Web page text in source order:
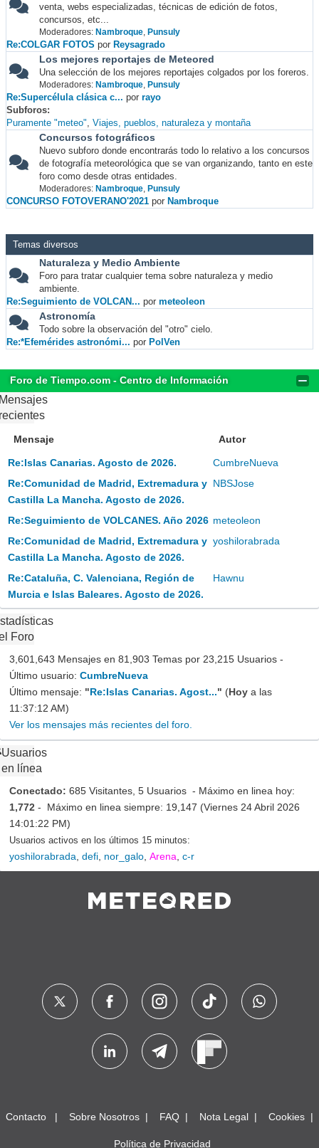
venta, webs especializadas, técnicas de edición de fotos,
concursos, etc...
Moderadores: Nambroque, Punsuly
Re:COLGAR FOTOS por Reysagrado
Los mejores reportajes de Meteored
Una selección de los mejores reportajes colgados por los foreros.
Moderadores: Nambroque, Punsuly
Re:Supercélula clásica c... por rayo
Subforos
Puramente "meteo" Viajes, pueblos, naturaleza y montaña
Concursos fotográficos
Nuevo subforo donde encontrarás todo lo relativo a los concursos
de fotografía meteorológica que se van organizando, tanto en este
foro como desde otras entidades.
Moderadores: Nambroque, Punsuly
CONCURSO FOTOVERANO'2021 por Nambroque
Temas diversos
Naturaleza y Medio Ambiente
Foro para tratar cualquier tema sobre naturaleza y medio
ambiente.
Re:Seguimiento de VOLCAN... por meteoleon
Astronomía
Todo sobre la observación del "otro" cielo.
Re:*Efemérides astronómi... por PolVen
Foro de Tiempo.com - Centro de Información
Mensaje Autor
Re:Islas Canarias. Agosto de 2026.
CumbreNueva
Re:Comunidad de Madrid, Extremadura y
Castilla La Mancha. Agosto de 2026.
NBSJose
Re:Seguimiento de VOLCANES. Año 2026 meteoleon
Re:Comunidad de Madrid, Extremadura y
Castilla La Mancha. Agosto de 2026.
yoshilorabrada
Re:Cataluña, C. Valenciana, Región de
Murcia e Islas Baleares. Agosto de 2026.
Hawnu
Foro
3,601,643 Mensajes en 81,903 Temas por 23,215 Usuarios -
Último usuario: CumbreNueva
Último mensaje: "Re:Islas Canarias. Agost..." (Hoy a las
11:37:12 AM)
Ver los mensajes más recientes del foro.
Usuarios
en línea
Conectado: 685 Visitantes, 5 Usuarios - Máximo en linea hoy:
1,772 - Máximo en linea siempre: 19,147 (Viernes 24 Abril 2026
14:01:22 PM)
Usuarios activos en los últimos 15 minutos:
yoshilorabrada defi nor_galo Arena c-r
Contacto Sobre Nosotros FAQ Nota Legal Cookies
Política de Privacidad